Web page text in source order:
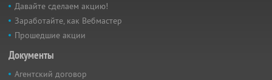
Давайте сделаем акцию!
Заработайте, как Вебмастер
Прошедшие акции
Документы
Агентский договор